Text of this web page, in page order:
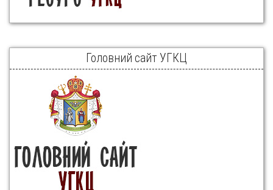
Головний сайт УГКЦ